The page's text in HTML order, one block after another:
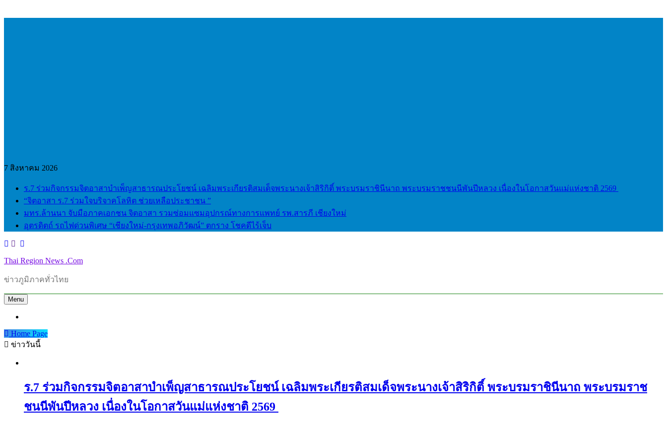
to
7 สิงหาคม 2026
ร.7 ร่วมกิจกรรมจิตอาสาบำเพ็ญสาธารณประโยชน์ เฉลิมพระเกียรติสมเด็จพระนางเจ้าสิริกิติ์ พระบรมราชินีนาถ พระบรมราชชนนีพันปีหลวง เนื่องในโอกาสวันแม่แห่งชาติ 2569
“จิตอาสา ร.7 ร่วมใจบริจาคโลหิต ช่วยเหลือประชาชน ”
มทร.ล้านนา จับมือภาคเอกชน จิตอาสา รวมซ่อมแซมอุปกรณ์ทางการแพทย์ รพ.สารภี เชียงใหม่
​อุตรดิตถ์ รถไฟด่วนพิเศษ “เชียงใหม่-กรุงเทพอภิวัฒน์” ตกราง โชคดีไร้เจ็บ
Thai Region News .Com
ข่าวภูมิภาคทั่วไทย
Menu
Home Page
ข่าววันนี้
ร.7 ร่วมกิจกรรมจิตอาสาบำเพ็ญสาธารณประโยชน์ เฉลิมพระเกียรติสมเด็จพระนางเจ้าสิริกิติ์ พระบรมราชินีนาถ พระบรมราช
ชนนีพันปีหลวง เนื่องในโอกาสวันแม่แห่งชาติ 2569